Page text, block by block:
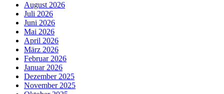
August 2026
Juli 2026
Juni 2026
Mai 2026
April 2026
März 2026
Februar 2026
Januar 2026
Dezember 2025
November 2025